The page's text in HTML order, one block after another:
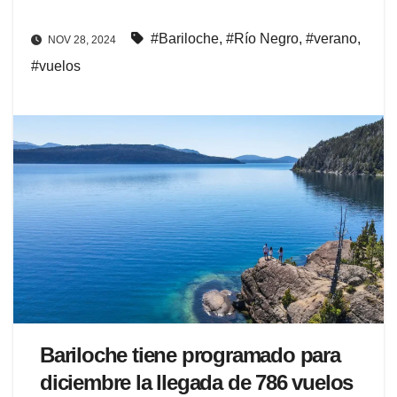
NOV 28, 2024 #Bariloche, #Río Negro, #verano,
#vuelos
Bariloche tiene programado para
diciembre la llegada de 786 vuelos